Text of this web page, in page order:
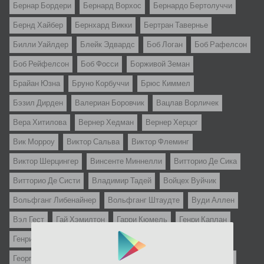
Бернар Бордери Бернард Ворхос Бернардо Бертолуччи
Бернд Хайбер Бернхард Викки Бертран Тавернье
Билли Уайлдер Блейк Эдвардс Боб Логан Боб Рафелсон
Боб Рейфелсон Боб Фосси Борживой Земан
Брайан Юзна Бруно Корбуччи Брюс Киммел
Бэзил Дирден Валериан Боровчик Вацлав Ворличек
Вера Хитилова Вернер Хедман Вернер Херцог
Вик Морроу Виктор Сальва Виктор Флеминг
Виктор Шерцингер Винсенте Миннелли Витторио Де Сика
Витторио Де Систи Владимир Тадей Войцех Вуйчик
Вольфганг Либенайнер Вольфганг Штаудте Вуди Аллен
Вэл Гест Гай Хэмилтон Гарри Кюмель Генри Каплан
Генри Костер Георгий Данелия
Георгий Юнгвальд-Хилькевич